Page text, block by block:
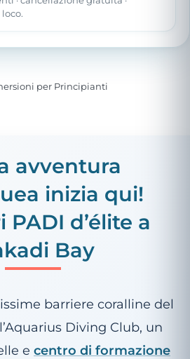
per Principianti
avventura
inizia qui!
d’élite a
Bay
barriere coralline del
Diving Club, un
e centro di formazione